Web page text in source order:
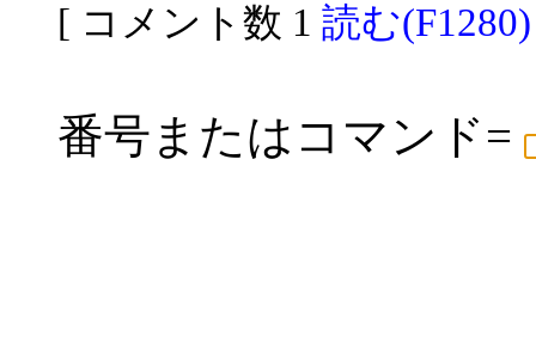
[ コメント数 1 読む(F1280)
番号またはコマンド=